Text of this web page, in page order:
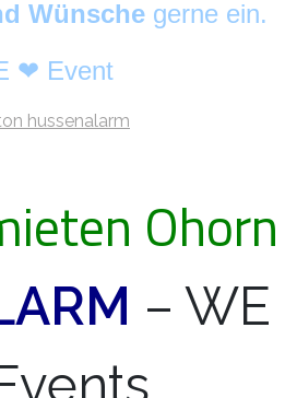
Wünsche gerne ein.
❤ Event
Ohorn
– WE